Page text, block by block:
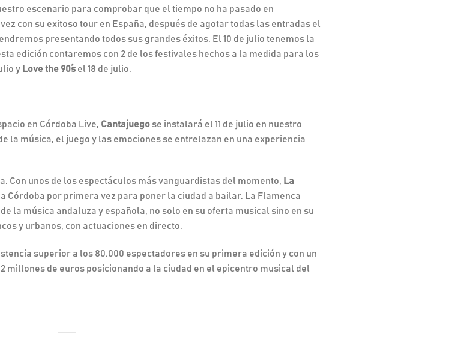
escenario para comprobar que el tiempo no ha pasado en
con su exitoso tour en España, después de agotar todas las entradas el
presentando todos sus grandes éxitos. El 10 de julio tenemos la
edición contaremos con 2 de los festivales hechos a la medida para los
y Love the 90´s el 18 de julio.
en Córdoba Live, Cantajuego se instalará el 11 de julio en nuestro
la música, el juego y las emociones se entrelazan en una experiencia
Con unos de los espectáculos más vanguardistas del momento, La
Córdoba por primera vez para poner la ciudad a bailar. La Flamenca
la música andaluza y española, no solo en su oferta musical sino en su
y urbanos, con actuaciones en directo.
superior a los 80.000 espectadores en su primera edición y con un
millones de euros posicionando a la ciudad en el epicentro musical del